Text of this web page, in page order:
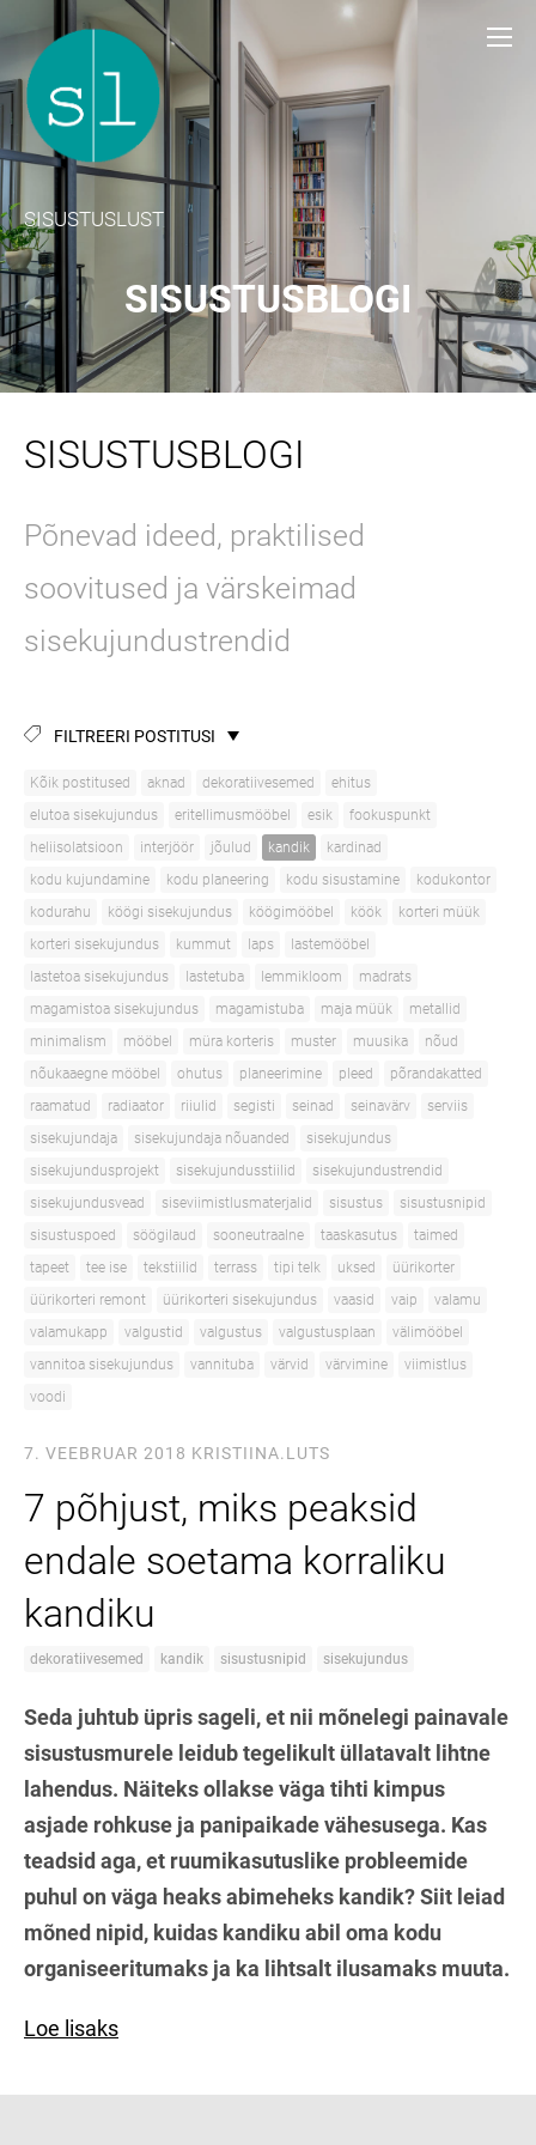
SISUSTUSLUST
SISUSTUSBLOGI
SISUSTUSBLOGI
Põnevad ideed, praktilised
soovitused ja värskeimad
sisekujundustrendid
FILTREERI POSTITUSI
Kõik postitused aknad dekoratiivesemed
ehitus
elutoa sisekujundus
eritellimusmööbel esik
fookuspunkt
heliisolatsioon
interjöör jõulud kandik
kardinad
kodu kujundamine
kodu planeering kodu sisustamine
kodukontor
kodurahu
köögi sisekujundus köögimööbel köök
korteri müük
korteri sisekujundus
kummut laps
lastemööbel
lastetoa sisekujundus
lastetuba lemmikloom
madrats
magamistoa sisekujundus
magamistuba maja müük
metallid
minimalism
mööbel müra korteris muster muusika
nõud
nõukaaegne mööbel
ohutus planeerimine pleed
põrandakatted
raamatud
radiaator riiulid segisti seinad seinavärv
serviis
sisekujundaja
sisekujundaja nõuanded
sisekujundus
sisekujundusprojekt
sisekujundusstiilid
sisekujundustrendid
sisekujundusvead
siseviimistlusmaterjalid sisustus
sisustusnipid
sisustuspoed
söögilaud sooneutraalne taaskasutus
taimed
tapeet
tee ise tekstiilid terrass tipi telk uksed
üürikorter
üürikorteri remont
üürikorteri sisekujundus vaasid vaip
valamu
valamukapp
valgustid valgustus valgustusplaan
välimööbel
vannitoa sisekujundus
vannituba värvid värvimine
viimistlus
voodi
7. VEEBRUAR 2018 KRISTIINA.LUTS
7 põhjust, miks peaksid
endale soetama korraliku
kandiku
dekoratiivesemed kandik sisustusnipid sisekujundus
Seda juhtub üpris sageli, et nii mõnelegi painavale
sisustusmurele leidub tegelikult üllatavalt lihtne
lahendus. Näiteks ollakse väga tihti kimpus
asjade rohkuse ja panipaikade vähesusega. Kas
teadsid aga, et ruumikasutuslike probleemide
puhul on väga heaks abimeheks kandik? Siit leiad
mõned nipid, kuidas kandiku abil oma kodu
organiseeritumaks ja ka lihtsalt ilusamaks muuta.
Loe lisaks